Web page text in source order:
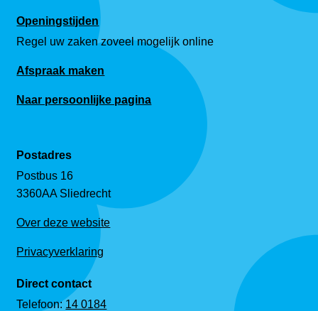
Openingstijden
Regel uw zaken zoveel mogelijk online
Afspraak maken
Naar persoonlijke pagina
Postadres
Postbus 16
3360AA Sliedrecht
Over deze website
Privacyverklaring
Direct contact
Telefoon:14 0184